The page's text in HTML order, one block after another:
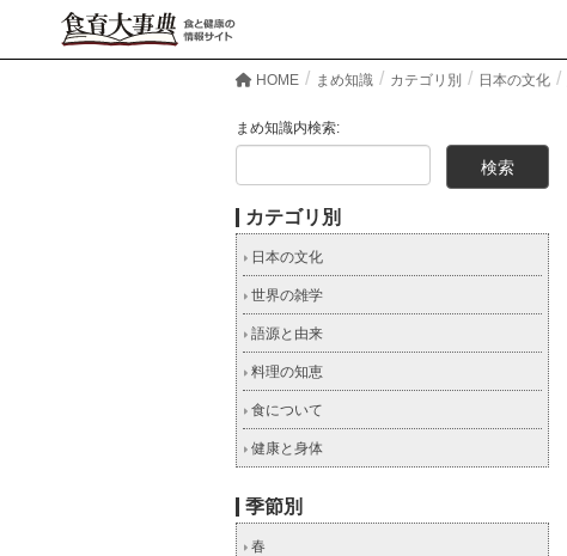
HOME まめ知識 カテゴリ別 日本の文化
まめ知識内検索:
カテゴリ別
日本の文化
世界の雑学
語源と由来
料理の知恵
食について
健康と身体
季節別
春